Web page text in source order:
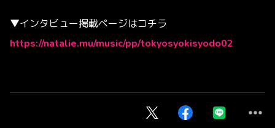
▼インタビュー掲載ページはコチラ
https://natalie.mu/music/pp/tokyosyokisyodo02